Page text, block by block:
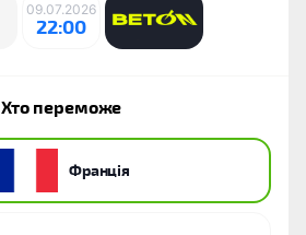
09.07.2026
22:00
Хто переможе
Франція